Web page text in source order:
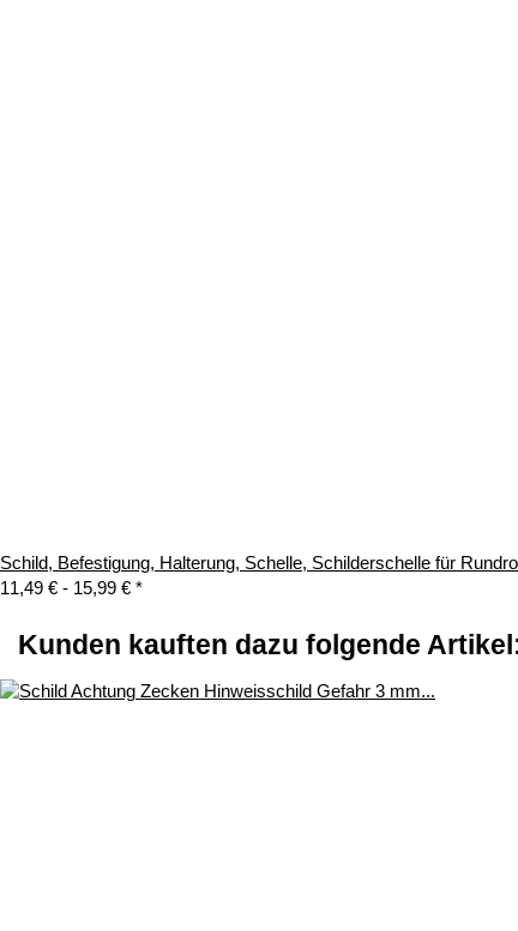
Schild, Befestigung, Halterung, Schelle, Schilderschelle für
11,49 € - 15,99 € *
Kunden kauften dazu folgende